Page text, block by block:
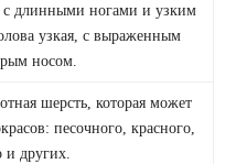
с длинными ногами и узким
узкая, с выраженным
носом.
шерсть, которая может
песочного, красного,
и других.